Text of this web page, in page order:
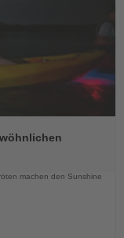
machen den Sunshine